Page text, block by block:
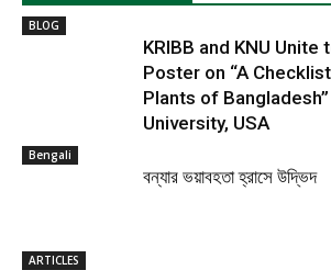
BLOG
KRIBB and KNU Unite
Poster on “A
Plants of
University, USA
Bengali
বন্যার ভয়াবহতা হ্রাসে উদ্ভিদ
ARTICLES